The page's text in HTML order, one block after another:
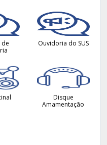
de
Ouvidoria do SUS
Disque
Amamentação